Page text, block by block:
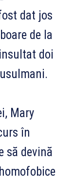
dat jos
de la
doi
Mary
în
să devină